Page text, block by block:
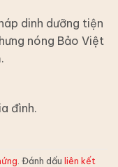
dinh dưỡng tiện
nóng Bảo Việt
đình.
. Đánh dấu liên kết